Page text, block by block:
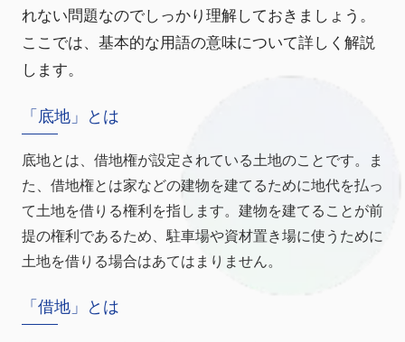
れない問題なのでしっかり理解しておきましょう。
ここでは、基本的な用語の意味について詳しく解説
します。
「底地」とは
底地とは、借地権が設定されている土地のことです。ま
た、借地権とは家などの建物を建てるために地代を払っ
て土地を借りる権利を指します。建物を建てることが前
提の権利であるため、駐車場や資材置き場に使うために
土地を借りる場合はあてはまりません。
「借地」とは